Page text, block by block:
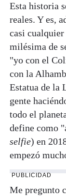
Esta historia
reales. Y es,
casi
milésima de
"yo con el
con la
Estatua de la
gente
todo el
define como
selfie) en
empezó
PUBLICIDAD
Me pregunto